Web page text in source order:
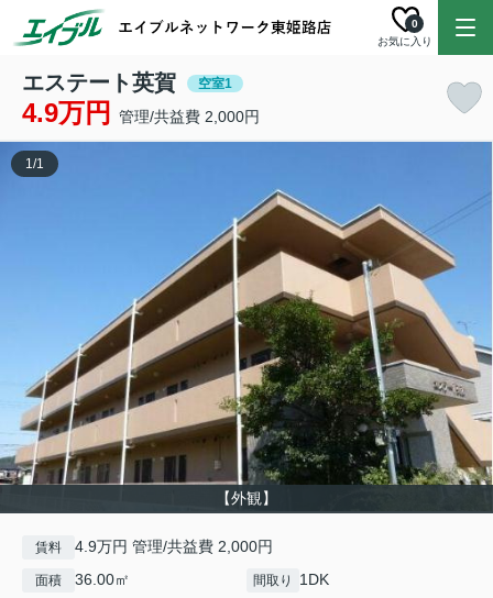
お気に入り
0
エステート英賀 空室1
4.9万円 管理/共益費 2,000円
【外観】
1/1
賃料 4.9万円 管理/共益費 2,000円
面積 36.00㎡ 間取り 1DK